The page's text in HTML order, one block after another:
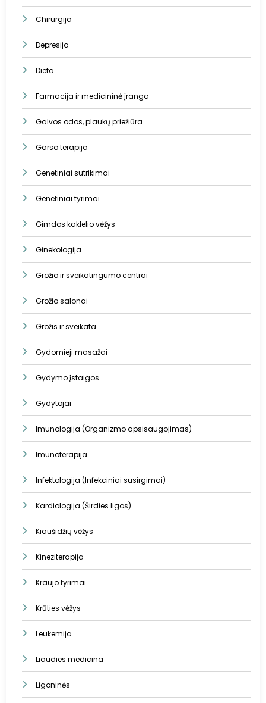
Chirurgija
Depresija
Dieta
Farmacija ir medicininė įranga
Galvos odos, plaukų priežiūra
Garso terapija
Genetiniai sutrikimai
Genetiniai tyrimai
Gimdos kaklelio vėžys
Ginekologija
Grožio ir sveikatingumo centrai
Grožio salonai
Grožis ir sveikata
Gydomieji masažai
Gydymo įstaigos
Gydytojai
Imunologija (Organizmo apsisaugojimas)
Imunoterapija
Infektologija (Infekciniai susirgimai)
Kardiologija (Širdies ligos)
Kiaušidžių vėžys
Kineziterapija
Kraujo tyrimai
Krūties vėžys
Leukemija
Liaudies medicina
Ligoninės